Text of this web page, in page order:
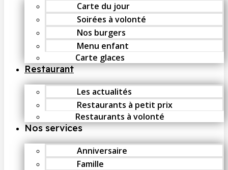
Carte du jour
Soirées à volonté
Nos burgers
Menu enfant
Carte glaces
Restaurant
Les actualités
Restaurants à petit prix
Restaurants à volonté
Nos services
Anniversaire
Famille